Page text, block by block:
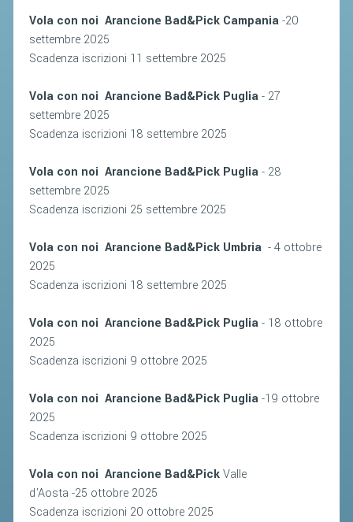
Vola con noi Arancione Bad&Pick Campania-20
settembre 2025
Scadenza iscrizioni 11 settembre 2025
Vola con noi Arancione Bad&Pick Puglia- 27
settembre 2025
Scadenza iscrizioni 18 settembre 2025
Vola con noi Arancione Bad&Pick Puglia- 28
settembre 2025
Scadenza iscrizioni 25 settembre 2025
Vola con noi Arancione Bad&Pick Umbria - 4 ottobre
2025
Scadenza iscrizioni 18 settembre 2025
Vola con noi Arancione Bad&Pick Puglia- 18 ottobre
2025
Scadenza iscrizioni 9 ottobre 2025
Vola con noi Arancione Bad&Pick Puglia-19 ottobre
2025
Scadenza iscrizioni 9 ottobre 2025
Vola con noi Arancione Bad&PickValle
d'Aosta -25 ottobre 2025
Scadenza iscrizioni 20 ottobre 2025
TESSERAMENTO
AFFILIAZIONE E TESSERAMENTO
ACCEDI AL TESSERAMENTO ON
MODULI
GARE ED EVENTI
CALENDARIO
CAMPIONATI A SQUADRE
CLASSIFICHE 2013-2020
MODULI